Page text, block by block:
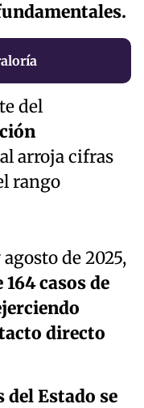
del
arroja cifras
rango
de 2025,
casos de
directo
Estado se